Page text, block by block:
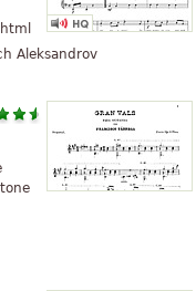
Aleksandrov